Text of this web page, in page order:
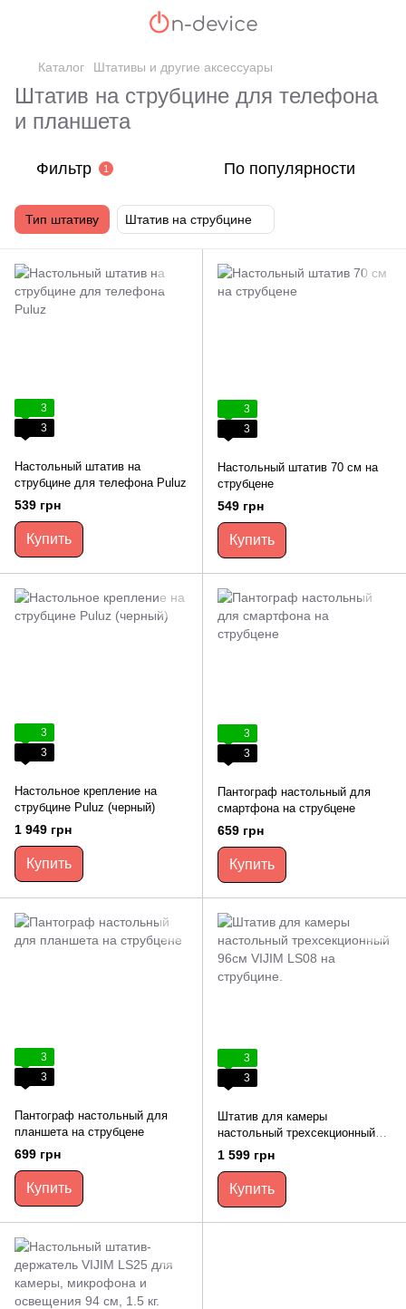
Каталог Штативы и другие аксессуары
Штатив на струбцине для телефона
и планшета
Фильтр 1 По популярности
Тип штативу Штатив на струбцине
3
3
Настольный штатив на
струбцине для телефона Puluz
539 грн
Купить
3
3
Настольный штатив 70 см на
струбцене
549 грн
Купить
3
3
Настольное крепление на
струбцине Puluz (черный)
1 949 грн
Купить
3
3
Пантограф настольный для
смартфона на струбцене
659 грн
Купить
3
3
Пантограф настольный для
планшета на струбцене
699 грн
Купить
3
3
Штатив для камеры
настольный трехсекционный
96см VIJIM LS08 на струбцине.
1 599 грн
Купить